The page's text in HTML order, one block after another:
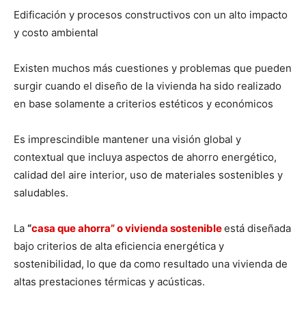
Edificación y procesos constructivos con un alto impacto
y costo ambiental
Existen muchos más cuestiones y problemas que pueden
surgir cuando el diseño de la vivienda ha sido realizado
en base solamente a criterios estéticos y económicos
Es imprescindible mantener una visión global y
contextual que incluya aspectos de ahorro energético,
calidad del aire interior, uso de materiales sostenibles y
saludables.
La “casa que ahorra” o vivienda sostenibleestá diseñada
bajo criterios de alta eficiencia energética y
sostenibilidad, lo que da como resultado una vivienda de
altas prestaciones térmicas y acústicas.